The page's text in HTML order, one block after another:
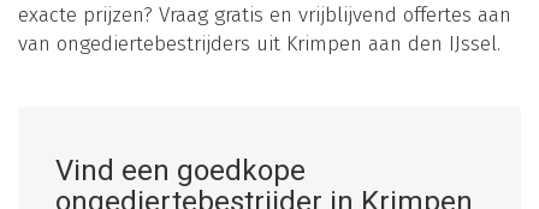
exacte prijzen? Vraag gratis en vrijblijvend offertes aan
van ongediertebestrijders uit Krimpen aan den IJssel.
Vind een goedkope